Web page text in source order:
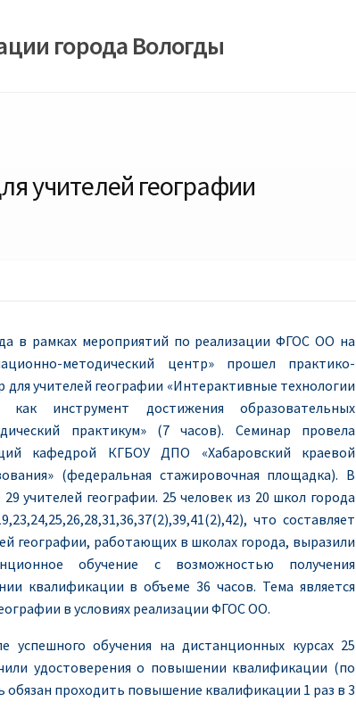
города Вологды
учителей географии
в рамках мероприятий по реализации ФГОС ОО на
методический центр» прошел практико-
учителей географии «Интерактивные технологии
инструмент достижения образовательных
практикум» (7 часов). Семинар провела
кафедрой КГБОУ ДПО «Хабаровский краевой
(федеральная стажировочная площадка). В
учителей географии. 25 человек из 20 школ города
что составляет
географии, работающих в школах города, выразили
обучение с возможностью получения
квалификации в объеме 36 часов. Тема является
в условиях реализации ФГОС ОО.
успешного обучения на дистанционных курсах 25
удостоверения о повышении квалификации (по
обязан проходить повышение квалификации 1 раз в 3